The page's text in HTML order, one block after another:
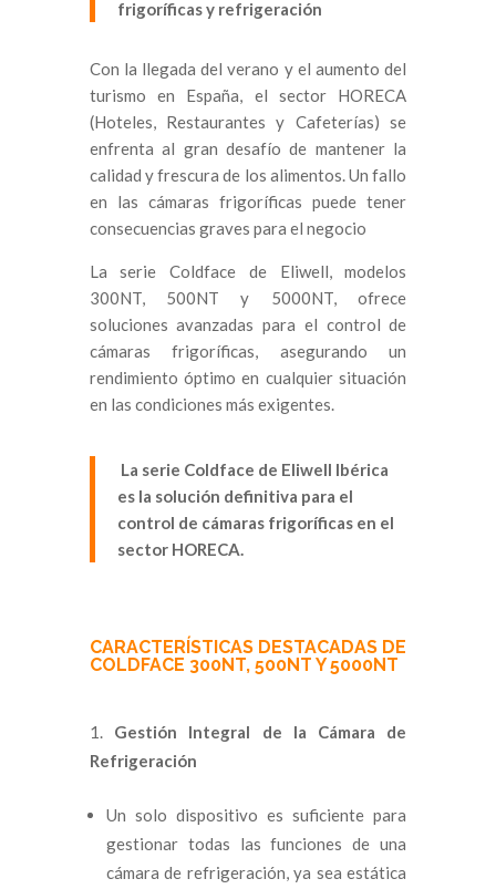
frigoríficas y refrigeración
Con la llegada del verano y el aumento del
turismo en España, el sector HORECA
(Hoteles, Restaurantes y Cafeterías) se
enfrenta al gran desafío de mantener la
calidad y frescura de los alimentos. Un fallo
en las cámaras frigoríficas puede tener
consecuencias graves para el negocio
La serie Coldface de Eliwell, modelos
300NT, 500NT y 5000NT, ofrece
soluciones avanzadas para el control de
cámaras frigoríficas, asegurando un
rendimiento óptimo en cualquier situación
en las condiciones más exigentes.
La serie Coldface de Eliwell Ibérica
es la solución definitiva para el
control de cámaras frigoríficas en el
sector HORECA.
CARACTERÍSTICAS DESTACADAS DE
COLDFACE 300NT, 500NT Y 5000NT
Gestión Integral de la Cámara de
Refrigeración
Un solo dispositivo es suficiente para
gestionar todas las funciones de una
cámara de refrigeración, ya sea estática